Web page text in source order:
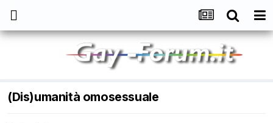
(Dis)umanità omosessuale